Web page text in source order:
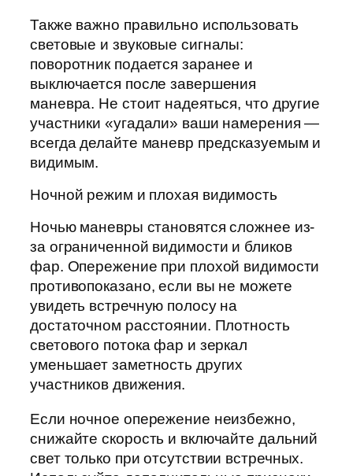
Также важно правильно использовать
световые и звуковые сигналы:
поворотник подается заранее и
выключается после завершения
маневра. Не стоит надеяться, что другие
участники «угадали» ваши намерения —
всегда делайте маневр предсказуемым и
видимым.
Ночной режим и плохая видимость
Ночью маневры становятся сложнее из-
за ограниченной видимости и бликов
фар. Опережение при плохой видимости
противопоказано, если вы не можете
увидеть встречную полосу на
достаточном расстоянии. Плотность
светового потока фар и зеркал
уменьшает заметность других
участников движения.
Если ночное опережение неизбежно,
снижайте скорость и включайте дальний
свет только при отсутствии встречных.